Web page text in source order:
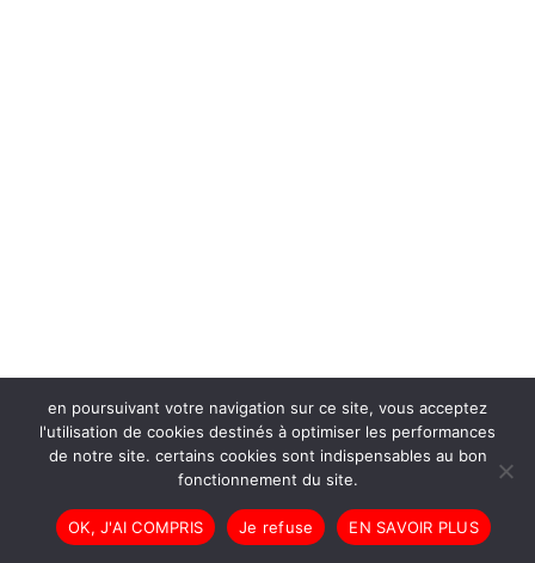
en poursuivant votre navigation sur ce site, vous acceptez
l'utilisation de cookies destinés à optimiser les performances
de notre site. certains cookies sont indispensables au bon
fonctionnement du site.
OK, J'AI COMPRIS Je refuse EN SAVOIR PLUS